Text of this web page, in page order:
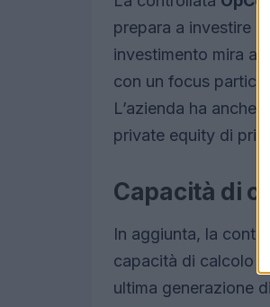
prepara a investire
investimento mira a
con un focus
L’azienda ha anche
private equity di
Capacità di
In aggiunta, la
capacità di calcolo
ultima generazione